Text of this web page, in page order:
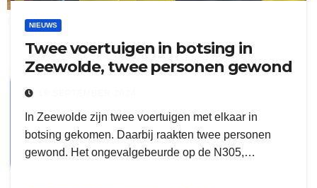
ruitengaparket
NIEUWS
Twee voertuigen in botsing in
Zeewolde, twee personen gewond
In Zeewolde zijn twee voertuigen met elkaar in
botsing gekomen. Daarbij raakten twee personen
gewond. Het ongevalgebeurde op de N305,…